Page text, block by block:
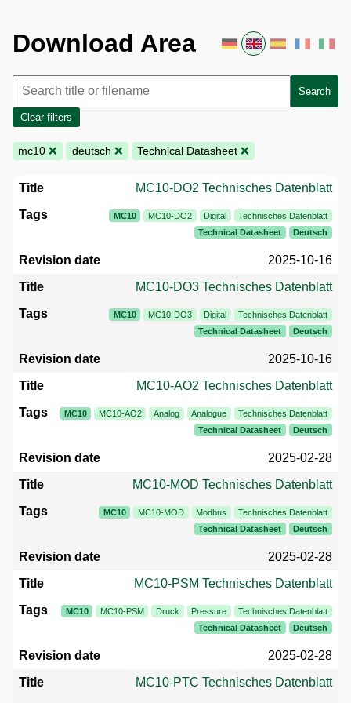
Download Area
Search
Clear filters
mc10❌ deutsch ❌ Technical Datasheet ❌
MC10-DO2 Technisches Datenblatt
MC10 MC10-DO2 Digital
Technisches Datenblatt
Technical Datasheet
Deutsch
2025-10-16
MC10-DO3 Technisches Datenblatt
MC10 MC10-DO3 Digital
Technisches Datenblatt
Technical Datasheet
Deutsch
2025-10-16
MC10-AO2 Technisches Datenblatt
MC10 MC10-AO2 Analog Analogue
Technisches Datenblatt
Technical Datasheet
Deutsch
2025-02-28
MC10-MOD Technisches Datenblatt
MC10 MC10-MOD Modbus
Technisches Datenblatt
Technical Datasheet
Deutsch
2025-02-28
MC10-PSM Technisches Datenblatt
MC10 MC10-PSM Druck Pressure
Technisches Datenblatt
Technical Datasheet
Deutsch
2025-02-28
MC10-PTC Technisches Datenblatt